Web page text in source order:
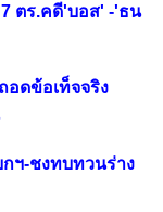
ตร.คดี'บอส' -'ธน
อดข้อเท็จจริง
ฯ-ชงทบทวนร่าง